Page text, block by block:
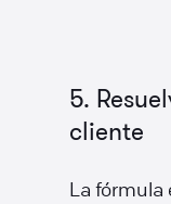
5.
cliente
La fórmula